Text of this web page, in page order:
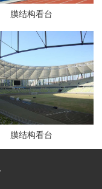
膜结构看台
膜结构看台